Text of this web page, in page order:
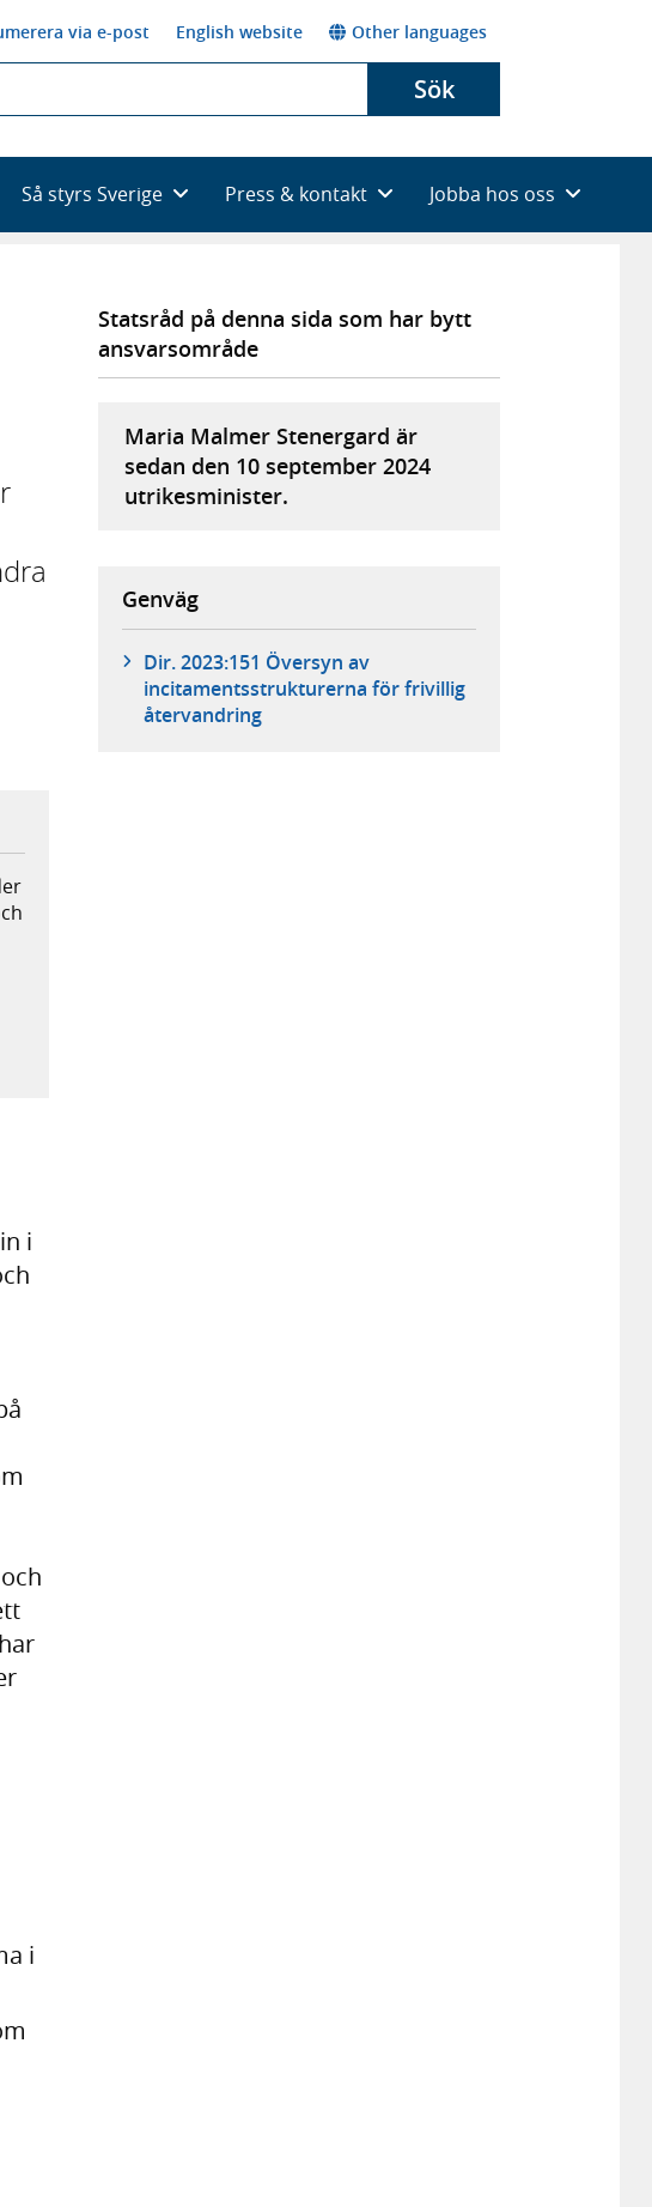
via e-post English website Other languages
Sök
Så styrs Sverige Press & kontakt Jobba hos oss
i
i
Statsråd på denna sida som har bytt
ansvarsområde
Maria Malmer Stenergard är
sedan den 10 september 2024
utrikesminister.
Genväg
Dir. 2023:151 Översyn av
incitamentsstrukturerna för frivillig
återvandring